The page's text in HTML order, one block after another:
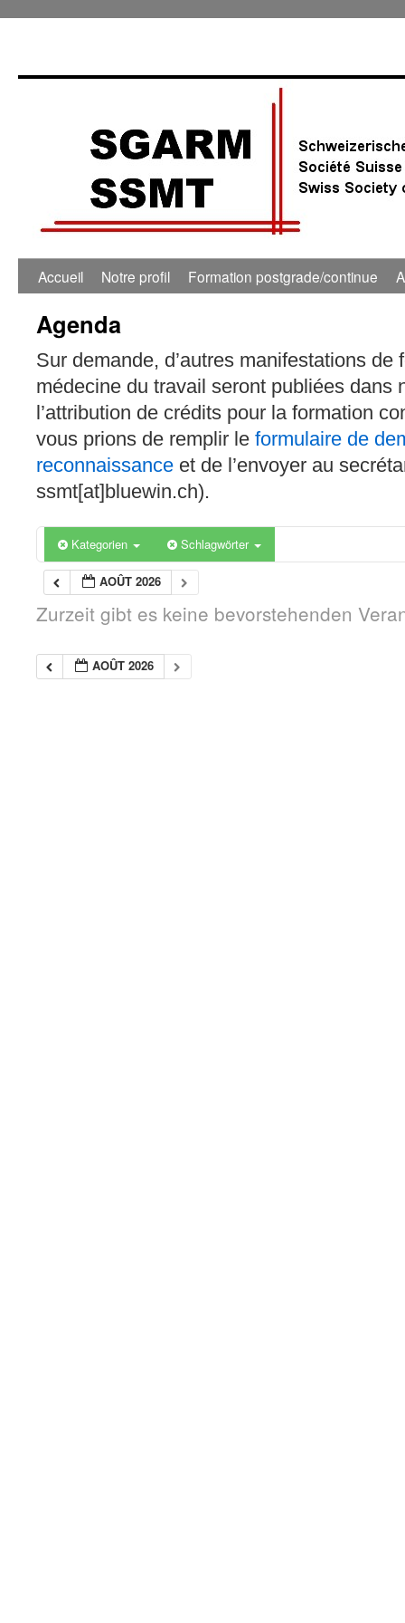
Accueil Notre profil Formation postgrade/continue
Agenda
Sur demande, d’autres manifestations de
médecine du travail seront publiées dans
l’attribution de crédits pour la formation
vous prions de remplir le formulaire de
reconnaissance et de l’envoyer au
ssmt[at]bluewin.ch).
Kategorien Schlagwörter
AOÛT 2026
Zurzeit gibt es keine bevorstehenden
AOÛT 2026